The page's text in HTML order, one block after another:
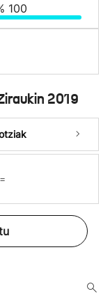
100
2019
=